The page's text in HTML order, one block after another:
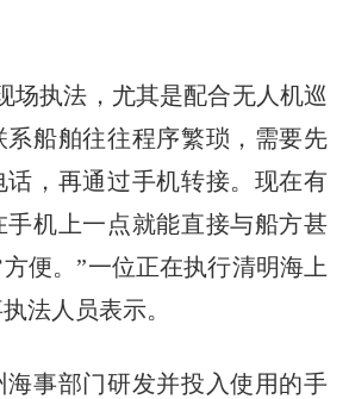
场执法，尤其是配合无人机巡
系船舶往往程序繁琐，需要先
话，再通过手机转接。现在有
手机上一点就能直接与船方甚
便。”一位正在执行清明海上
法人员表示。
海事部门研发并投入使用的手